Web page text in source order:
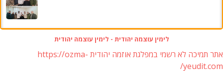
לימין עוצמה יהודית - לימין עוצמה יהודית
אתר תמיכה לא רשמי במפלגת אוזמה יהודית https://ozma-
yeudit.com/